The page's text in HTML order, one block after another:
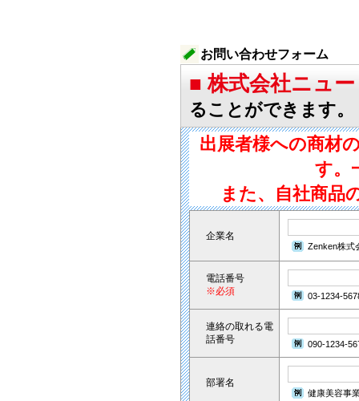
お問い合わせフォーム
■ 株式会社ニュ
ることができます
出展者様への商材
す。
また、自社商品
企業名
Zenken株式
電話番号
※必須
03-1234-
連絡の取れる電
話番号
090-1234-
部署名
健康美容事